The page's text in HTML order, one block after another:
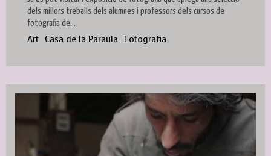
dels millors treballs dels alumnes i professors dels cursos de
fotografia de...
Art Casa de la Paraula Fotografia